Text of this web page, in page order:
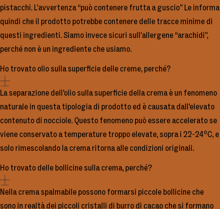
pistacchi. L’avvertenza “può contenere frutta a guscio” Le informa
quindi che il prodotto potrebbe contenere delle tracce minime di
questi ingredienti. Siamo invece sicuri sull’allergene “arachidi”,
perché non è un ingrediente che usiamo.
Ho trovato olio sulla superficie delle creme, perché?
La separazione dell'olio sulla superficie della crema è un fenomeno
naturale in questa tipologia di prodotto ed è causata dall'elevato
contenuto di nocciole. Questo fenomeno può essere accelerato se
viene conservato a temperature troppo elevate, sopra i 22-24ºC, e
solo rimescolando la crema ritorna alle condizioni originali.
Ho trovato delle bollicine sulla crema, perché?
Nella crema spalmabile possono formarsi piccole bollicine che
sono in realtà dei piccoli cristalli di burro di cacao che si formano